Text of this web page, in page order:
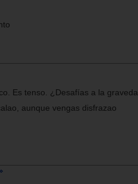
Es tenso. ¿Desafías a la
aunque vengas disfrazao